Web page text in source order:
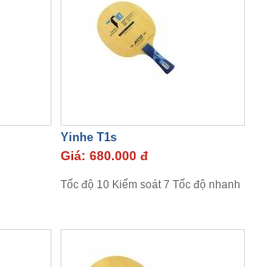
Yinhe T1s
Giá: 680.000 đ
Tốc độ 10 Kiểm soát 7 Tốc độ nhanh